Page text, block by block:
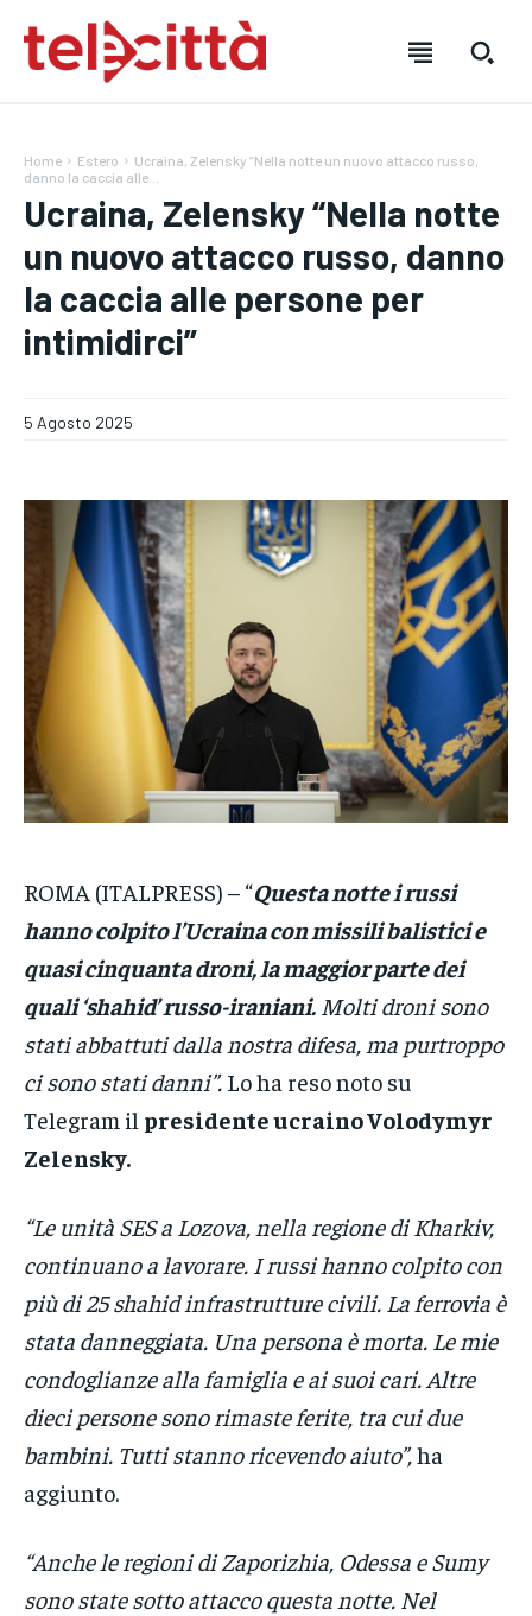
HOME
DIRETTA TELECITTÀ
CRONACA
VENETO
POLITICA
ECONOMIA
SPORT
GRUPPO
CONTATTI
HOME
DIRETTA TELECITTÀ
CRONACA
VENETO
POLITICA
ECONOMIA
CONTATTI
HOME
DIRETTA TELECITTÀ
CRONACA
VENETO
POLITICA
ECONOMIA
CONTATTI
Home Estero
Ucraina, Zelensky “Nella notte un nuovo attacco russo,
danno la caccia alle...
Ucraina, Zelensky “Nella notte
un nuovo attacco russo, danno
la caccia alle persone per
intimidirci”
5 Agosto 2025
ROMA (ITALPRESS) – “Questa notte i russi
hanno colpito l’Ucraina con missili balistici e
quasi cinquanta droni, la maggior parte dei
quali ‘shahid’ russo-iraniani. Molti droni sono
stati abbattuti dalla nostra difesa, ma purtroppo
ci sono stati danni”. Lo ha reso noto su
Telegram il presidente ucraino Volodymyr
Zelensky.
“Le unità SES a Lozova, nella regione di Kharkiv,
continuano a lavorare. I russi hanno colpito con
più di 25 shahid infrastrutture civili. La ferrovia è
stata danneggiata. Una persona è morta. Le mie
condoglianze alla famiglia e ai suoi cari. Altre
dieci persone sono rimaste ferite, tra cui due
bambini. Tutti stanno ricevendo aiuto”,ha
aggiunto.
“Anche le regioni di Zaporizhia, Odessa e Sumy
sono state sotto attacco questa notte. Nel